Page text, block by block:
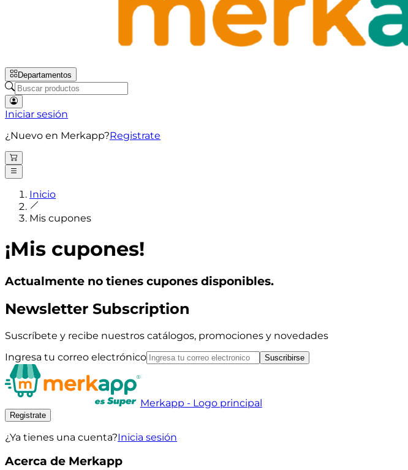
Departamentos
Iniciar sesión
¿Nuevo en Merkapp?Registrate
Inicio
Mis cupones
¡Mis cupones!
Actualmente no tienes cupones disponibles.
Newsletter Subscription
Suscríbete y recibe nuestros catálogos, promociones y novedades
Ingresa tu correo electrónico
Suscribirse
Merkapp - Logo principal
Registrate
¿Ya tienes una cuenta?Inicia sesión
Acerca de Merkapp